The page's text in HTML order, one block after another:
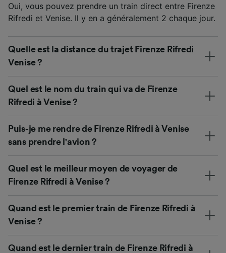
Oui, vous pouvez prendre un train direct entre Firenze
Rifredi et Venise. Il y en a généralement 2 chaque jour.
Quelle est la distance du trajet Firenze Rifredi
Venise ?
Quel est le nom du train qui va de Firenze
Rifredi à Venise ?
Puis-je me rendre de Firenze Rifredi à Venise
sans prendre l'avion ?
Quel est le meilleur moyen de voyager de
Firenze Rifredi à Venise ?
Quand est le premier train de Firenze Rifredi à
Venise ?
Quand est le dernier train de Firenze Rifredi à